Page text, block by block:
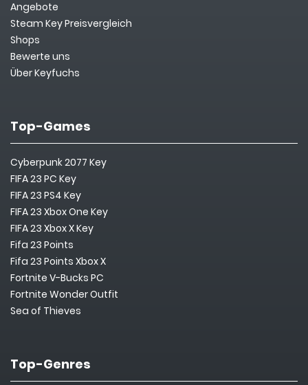
Angebote
Steam Key Preisvergleich
Shops
Bewerte uns
Über Keyfuchs
Top-Games
Cyberpunk 2077 Key
FIFA 23 PC Key
FIFA 23 PS4 Key
FIFA 23 Xbox One Key
FIFA 23 Xbox X Key
Fifa 23 Points
Fifa 23 Points Xbox X
Fortnite V-Bucks PC
Fortnite Wonder Outfit
Sea of Thieves
Top-Genres